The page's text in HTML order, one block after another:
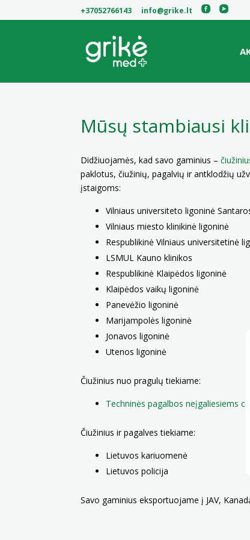
+37052766143 info@grike.lt
Mūsų stambiausi
Didžiuojamės, kad savo gaminius –
paklotus, čiužinių, pagalvių ir antklodžių
įstaigoms:
Vilniaus universiteto ligoninė
Vilniaus miesto klinikinė ligoninė
Respublikinė Vilniaus universitetinė
LSMUL Kauno klinikos
Respublikinė Klaipėdos ligoninė
Klaipėdos vaikų ligoninė
Panevėžio ligoninė
Marijampolės ligoninė
Jonavos ligoninė
Utenos ligoninė
Čiužinius nuo pragulų tiekiame:
Techninės pagalbos neįgaliesiems
Čiužinius ir pagalves tiekiame:
Lietuvos kariuomenė
Lietuvos policija
Savo gaminius eksportuojame į JAV,